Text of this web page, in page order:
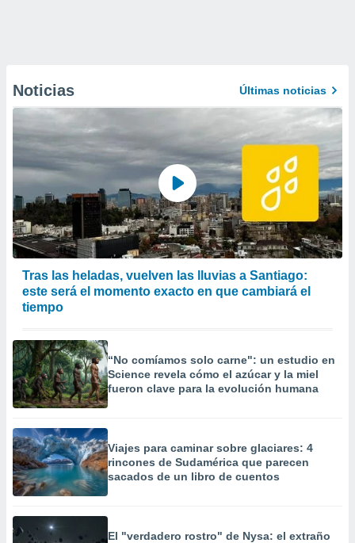
Noticias Últimas noticias
Tras las heladas, vuelven las lluvias a Santiago:
este será el momento exacto en que cambiará el
tiempo
“No comíamos solo carne": un estudio en
Science revela cómo el azúcar y la miel
fueron clave para la evolución humana
Viajes para caminar sobre glaciares: 4
rincones de Sudamérica que parecen
sacados de un libro de cuentos
El "verdadero rostro" de Nysa: el extraño